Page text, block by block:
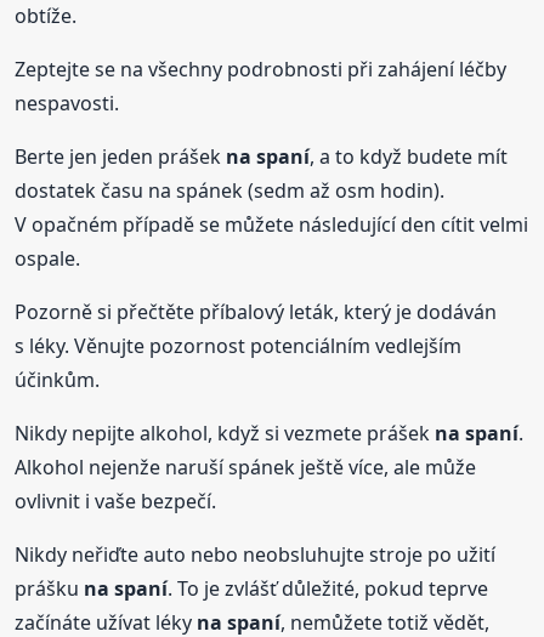
obtíže.
Zeptejte se na všechny podrobnosti při zahájení léčby
nespavosti.
Berte jen jeden prášek na spaní, a to když budete mít
dostatek času na spánek (sedm až osm hodin).
V opačném případě se můžete následující den cítit velmi
ospale.
Pozorně si přečtěte příbalový leták, který je dodáván
s léky. Věnujte pozornost potenciálním vedlejším
účinkům.
Nikdy nepijte alkohol, když si vezmete prášek na spaní.
Alkohol nejenže naruší spánek ještě více, ale může
ovlivnit i vaše bezpečí.
Nikdy neřiďte auto nebo neobsluhujte stroje po užití
prášku na spaní. To je zvlášť důležité, pokud teprve
začínáte užívat léky na spaní, nemůžete totiž vědět,